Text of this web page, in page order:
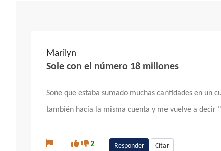
Marilyn
Sole con el número 18 millones
Soñe que estaba sumado muchas cantidades en
también hacía la misma cuenta y me vuelve a decir
2 Responder Citar